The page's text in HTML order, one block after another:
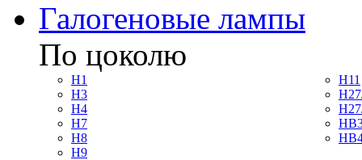
Галогеновые лампы
По цоколю
H1
H3
H4
H7
H8
H9
H11